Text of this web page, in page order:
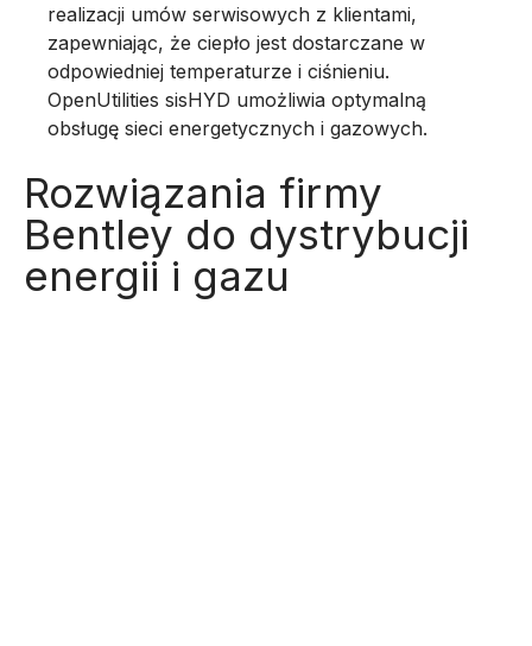
realizacji umów serwisowych z klientami,
zapewniając, że ciepło jest dostarczane w
odpowiedniej temperaturze i ciśnieniu.
OpenUtilities sisHYD umożliwia optymalną
obsługę sieci energetycznych i gazowych.
Rozwiązania firmy
Bentley do dystrybucji
energii i gazu